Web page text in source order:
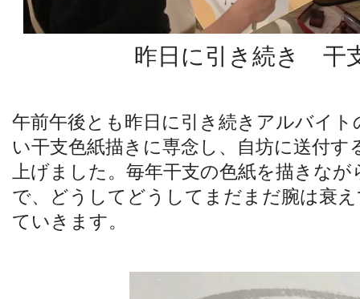
昨日に引き続き 干
午前午後とも昨日に引き続きアルバイ
い干支色紙描きに専念し、自坊に送付す
上げました。毎年干支の色紙を描きな
で、どうしてどうしてまだまだ腕は衰
ていきます。